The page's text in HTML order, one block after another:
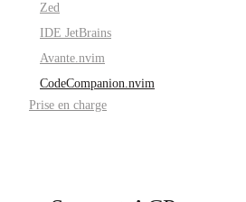
Zed
IDE JetBrains
Avante.nvim
CodeCompanion.nvim
Prise en charge